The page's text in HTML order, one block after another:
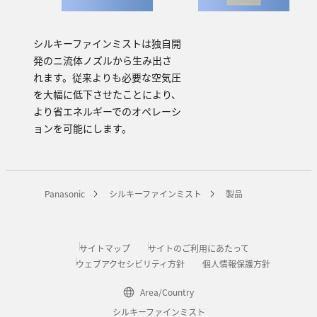
シルキーファインミストは独自開
発のニ流体ノズルから生み出さ
れます。従来よりも必要な空気圧
を大幅に低下させたことにより、
より省エネルギーでのオペレーシ
ョンを可能にします。
Panasonic シルキーファインミスト 製品
サイトマップ
サイトのご利用にあたって
ウェブアクセシビリティ方針
個人情報保護方針
Area/Country
シルキーファインミスト